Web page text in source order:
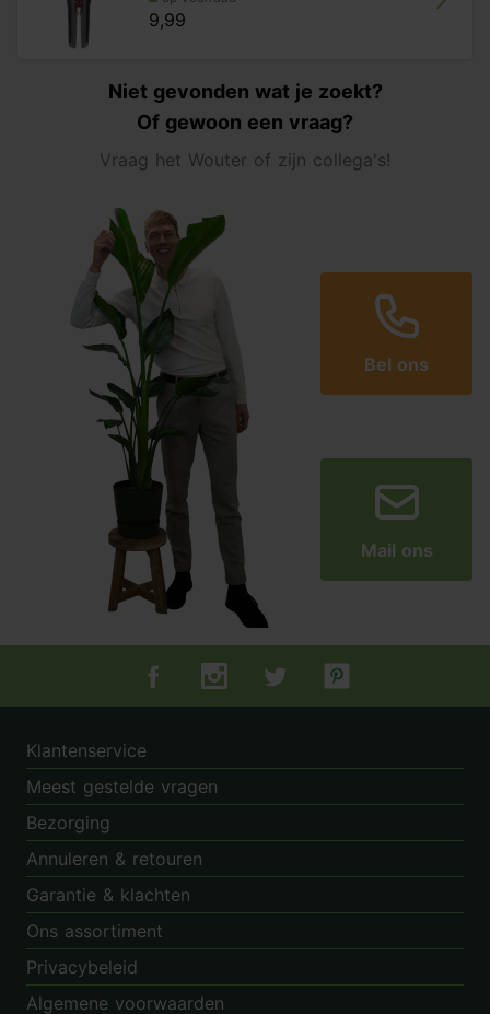
9,99
Niet gevonden wat je zoekt?
Of gewoon een vraag?
Vraag het Wouter of zijn collega's!
Bel ons
Mail ons
Tuincentrum.nl op Facebook
Tuincentrum.nl op Instagram
Tuincentrum.nl op Twitter
Tuincentrum.nl op
Klantenservice
Meest gestelde vragen
Bezorging
Annuleren & retouren
Garantie & klachten
Ons assortiment
Privacybeleid
Algemene voorwaarden